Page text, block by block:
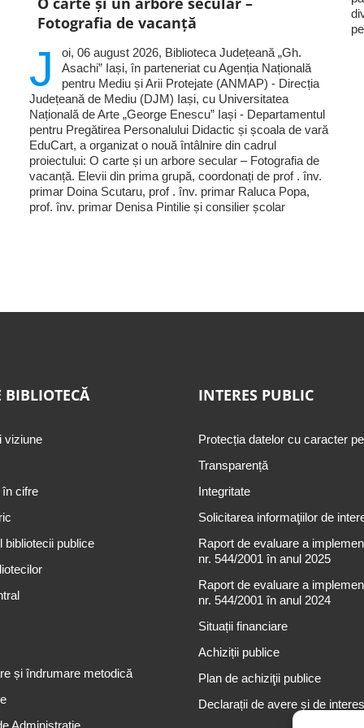
Fotografia de vacanță
J
oi, 06 august 2026, Biblioteca Județeană „Gh.
Asachi” Iași, în parteneriat cu Agenția Națională
pentru Mediu și Arii Protejate (ANMAP) - Direcția
Județeană de Mediu (DJM) Iași, cu Universitatea
Națională de Arte „George Enescu” Iași - Departamentul
pentru Pregătirea Personalului Didactic și școala de vară
EduCart, a organizat o nouă întâlnire din cadrul
proiectului: O carte și un arbore secular – Fotografia de
vacanță. Elevii din prima grupă, coordonați de prof . înv.
primar Doina Scutaru, prof . înv. primar Raluca Popa,
prof. înv. primar Denisa Pintilie și consilier școlar
BIBLIOTECĂ
viziune
în cifre
bibliotecii publice
și îndrumare metodică
Administrație
INTERES PUBLIC
Protecția datelor cu caracter
Transparență
Integritate
Solicitarea informaţiilor de
Raport de evaluare a
nr. 544/2001 în anul 2025
Raport de evaluare a
nr. 544/2001 în anul 2024
Situații financiare
Achiziții publice
Plan de achiziţii publice
Declarații de avere și de